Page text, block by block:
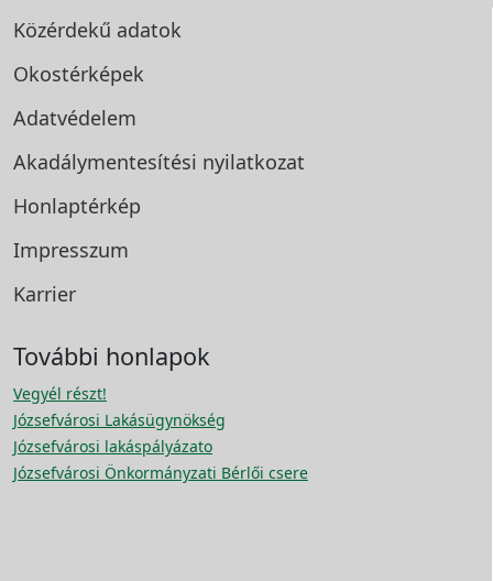
Közérdekű adatok
Okostérképek
Adatvédelem
Akadálymentesítési nyilatkozat
Honlaptérkép
Impresszum
Karrier
További honlapok
Vegyél részt!
Józsefvárosi Lakásügynökség
Józsefvárosi lakáspályázato
Józsefvárosi Önkormányzati Bérlői csere